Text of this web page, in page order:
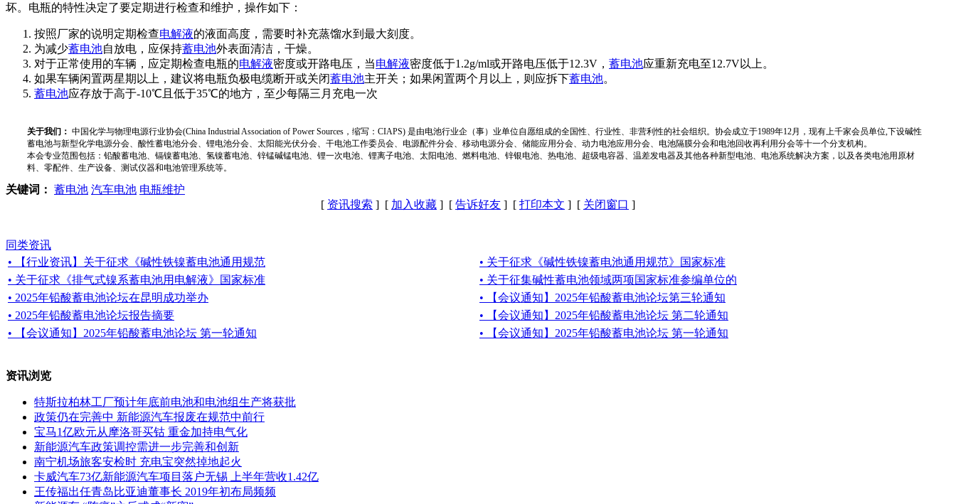
坏。电瓶的特性决定了要定期进行检查和维护，操作如下：
按照厂家的说明定期检查电解液的液面高度，需要时补充蒸馏水到最大刻度。
为减少蓄电池自放电，应保持蓄电池外表面清洁，干燥。
对于正常使用的车辆，应定期检查电瓶的电解液密度或开路电压，当电解液密度低于1.2g/ml或开路电压低于12.3V， 蓄电池应重新充电至12.7V以上。
如果车辆闲置两星期以上，建议将电瓶负极电缆断开或关闭蓄电池主开关；如果闲置两个月以上，则应拆下蓄电池。
蓄电池应存放于高于-10℃且低于35℃的地方，至少每隔三月充电一次
关于我们： 中国化学与物理电源行业协会(China Industrial Association of Power Sources，缩写：CIAPS) 是由电池行业企（事）业单位自愿组成的全国性、行业性、非营利性的社会组织。协会成立于1989年12月，现有上千家会员单位,下设碱性
蓄电池与新型化学电源分会、酸性蓄电池分会、锂电池分会、太阳能光伏分会、干电池工作委员会、电源配件分会、移动电源分会、储能应用分会、动力电池应用分会、电池隔膜分会和电池回收再利用分会等十一个分支机构。
本会专业范围包括：铅酸蓄电池、镉镍蓄电池、氢镍蓄电池、锌锰碱锰电池、锂一次电池、锂离子电池、太阳电池、燃料电池、锌银电池、热电池、超级电容器、温差发电器及其他各种新型电池、电池系统解决方案，以及各类电池用原材
料、零配件、生产设备、测试仪器和电池管理系统等。
关键词： 蓄电池 汽车电池 电瓶维护
[ 资讯搜索 ] [ 加入收藏 ] [ 告诉好友 ] [ 打印本文 ] [ 关闭窗口 ]
同类资讯
• 【行业资讯】关于征求《碱性铁镍蓄电池通用规范
• 关于征求《碱性铁镍蓄电池通用规范》国家标准
• 关于征求《排气式镍系蓄电池用电解液》国家标准
• 关于征集碱性蓄电池领域两项国家标准参编单位的
• 2025年铅酸蓄电池论坛在昆明成功举办
• 【会议通知】2025年铅酸蓄电池论坛第三轮通知
• 2025年铅酸蓄电池论坛报告摘要
• 【会议通知】2025年铅酸蓄电池论坛 第二轮通知
• 【会议通知】2025年铅酸蓄电池论坛 第一轮通知
• 【会议通知】2025年铅酸蓄电池论坛 第一轮通知
资讯浏览
特斯拉柏林工厂预计年底前电池和电池组生产将获批
政策仍在完善中 新能源汽车报废在规范中前行
宝马1亿欧元从摩洛哥买钴 重金加持电气化
新能源汽车政策调控需进一步完善和创新
南宁机场旅客安检时 充电宝突然掉地起火
卡威汽车73亿新能源汽车项目落户无锡 上半年营收1.42亿
王传福出任青岛比亚迪董事长 2019年初布局频频